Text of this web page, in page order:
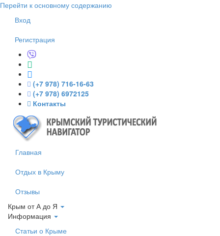
Перейти к основному содержанию
Вход
Регистрация
(+7 978) 716-16-63
(+7 978) 6972125
Контакты
Главная
Отдых в Крыму
Отзывы
Крым от А до Я
Информация
Статьи о Крыме